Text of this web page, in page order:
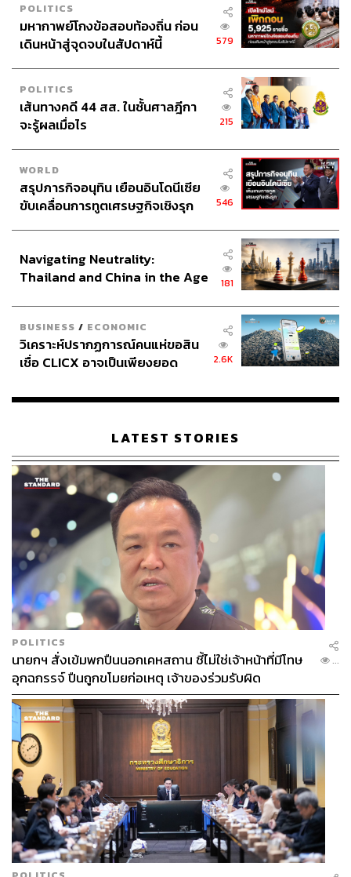
POLITICS
มหากาพย์โกงข้อสอบท้องถิ่น ก่อน
เดินหน้าสู่จุดจบในสัปดาห์นี้
579
POLITICS
เส้นทางคดี 44 สส. ในชั้นศาลฎีกา
จะรู้ผลเมื่อไร
215
WORLD
สรุปภารกิจอนุทิน เยือนอินโดนีเซีย
ขับเคลื่อนการทูตเศรษฐกิจเชิงรุก
546
Navigating Neutrality:
Thailand and China in the Age
181
BUSINESS / ECONOMIC
วิเคราะห์ปรากฏการณ์คนแห่ขอสิน
เชื่อ CLICX อาจเป็นเพียงยอด
เรือนไทยที่ถูกซุกไว้
2.6K
LATEST STORIES
POLITICS
นายกฯ สั่งเข้มพกปืนนอกเคหสถาน ชี้ไม่ใช่เจ้าหน้าที่มีโทษ
อุกฉกรรจ์ ปืนถูกขโมยก่อเหตุ เจ้าของร่วมรับผิด
...